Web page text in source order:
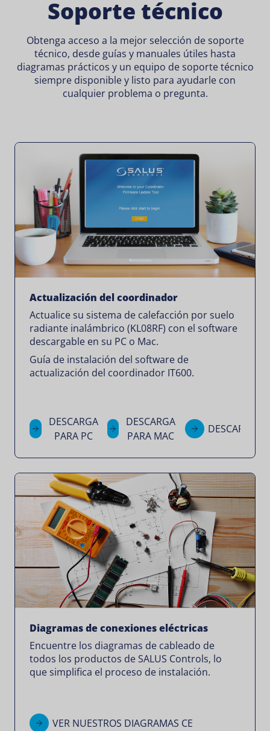
Soporte técnico
Obtenga acceso a la mejor selección de soporte
técnico, desde guías y manuales útiles hasta
diagramas prácticos y un equipo de soporte técnico
siempre disponible y listo para ayudarle con
cualquier problema o pregunta.
Actualización del coordinador
Actualice su sistema de calefacción por suelo
radiante inalámbrico (KL08RF) con el software
descargable en su PC o Mac.
Guía de instalación del software de
actualización del coordinador IT600.
DESCARGA
PARA PC
DESCARGA
PARA MAC
DESCARGAR
Diagramas de conexiones eléctricas
Encuentre los diagramas de cableado de
todos los productos de SALUS Controls, lo
que simplifica el proceso de instalación.
VER NUESTROS DIAGRAMAS CE